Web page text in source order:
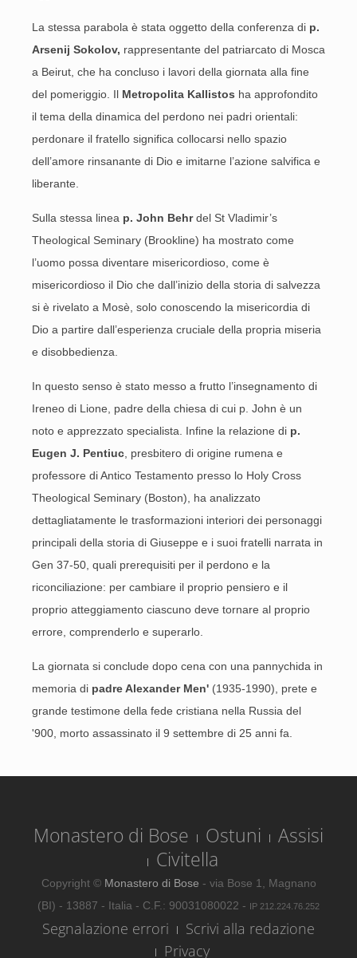
La stessa parabola è stata oggetto della conferenza di p.
Arsenij Sokolov, rappresentante del patriarcato di Mosca
a Beirut, che ha concluso i lavori della giornata alla fine
del pomeriggio. Il Metropolita Kallistos ha approfondito
il tema della dinamica del perdono nei padri orientali:
perdonare il fratello significa collocarsi nello spazio
dell’amore rinsanante di Dio e imitarne l’azione salvifica e
liberante.
Sulla stessa linea p. John Behrdel St Vladimir’s
Theological Seminary (Brookline) ha mostrato come
l’uomo possa diventare misericordioso, come è
misericordioso il Dio che dall’inizio della storia di salvezza
si è rivelato a Mosè, solo conoscendo la misericordia di
Dio a partire dall’esperienza cruciale della propria miseria
e disobbedienza.
In questo senso è stato messo a frutto l’insegnamento di
Ireneo di Lione, padre della chiesa di cui p. John è un
noto e apprezzato specialista. Infine la relazione di p.
Eugen J. Pentiuc , presbitero di origine rumena e
professore di Antico Testamento presso lo Holy Cross
Theological Seminary (Boston), ha analizzato
dettagliatamente le trasformazioni interiori dei personaggi
principali della storia di Giuseppe e i suoi fratelli narrata in
Gen 37-50, quali prerequisiti per il perdono e la
riconciliazione: per cambiare il proprio pensiero e il
proprio atteggiamento ciascuno deve tornare al proprio
errore, comprenderlo e superarlo.
La giornata si conclude dopo cena con una pannychida in
memoria di padre Alexander Men' (1935-1990), prete e
grande testimone della fede cristiana nella Russia del
'900, morto assassinato il 9 settembre di 25 anni fa.
Monastero di Bose Ostuni
Assisi
Civitella
Copyright © Monastero di Bose - via Bose 1, Magnano
(BI) - 13887 - Italia - C.F.: 90031080022 - IP 212.224.76.252
Segnalazione errori
Scrivi alla redazione
Privacy